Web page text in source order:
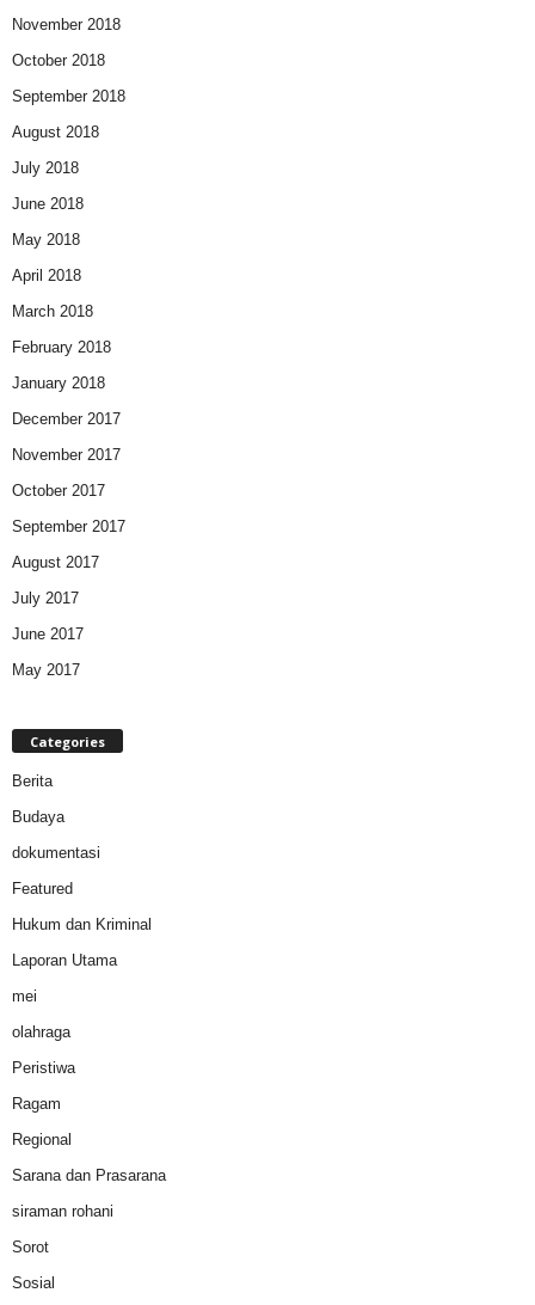
November 2018
October 2018
September 2018
August 2018
July 2018
June 2018
May 2018
April 2018
March 2018
February 2018
January 2018
December 2017
November 2017
October 2017
September 2017
August 2017
July 2017
June 2017
May 2017
Categories
Berita
Budaya
dokumentasi
Featured
Hukum dan Kriminal
Laporan Utama
mei
olahraga
Peristiwa
Ragam
Regional
Sarana dan Prasarana
siraman rohani
Sorot
Sosial